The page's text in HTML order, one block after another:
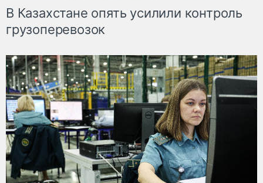
В Казахстане опять усилили контроль
грузоперевозок